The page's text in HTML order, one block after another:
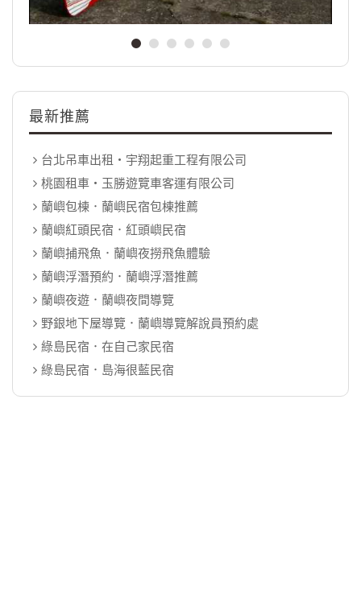
最新推薦
台北吊車出租‧宇翔起重工程有限公司
桃園租車‧玉勝遊覽車客運有限公司
蘭嶼包棟．蘭嶼民宿包棟推薦
蘭嶼紅頭民宿．紅頭嶼民宿
蘭嶼捕飛魚．蘭嶼夜撈飛魚體驗
蘭嶼浮潛預約．蘭嶼浮潛推薦
蘭嶼夜遊．蘭嶼夜間導覽
野銀地下屋導覽．蘭嶼導覽解說員預約處
綠島民宿．在自己家民宿
綠島民宿．島海很藍民宿